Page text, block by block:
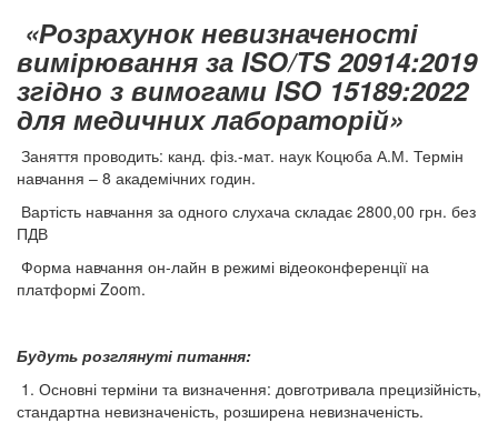
«Розрахунок невизначеності
вимірювання за ISO/TS 20914:2019
згідно з вимогами ISO 15189:2022
для медичних лабораторій»
Заняття проводить: канд. фіз.-мат. наук Коцюба А.М. Термін
навчання – 8 академічних годин.
Вартість навчання за одного слухача складає 2800,00 грн. без
ПДВ
Форма навчання он-лайн в режимі відеоконференції на
платформі Zoom.
Будуть розглянуті питання:
1. Основні терміни та визначення: довготривала прецизійність,
стандартна невизначеність, розширена невизначеність.